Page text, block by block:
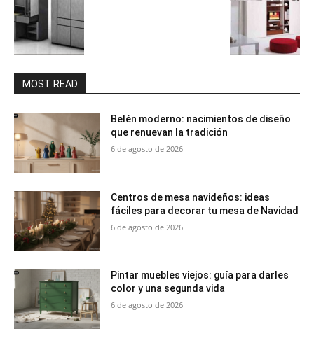
MOST READ
Belén moderno: nacimientos de diseño
que renuevan la tradición
6 de agosto de 2026
Centros de mesa navideños: ideas
fáciles para decorar tu mesa de Navidad
6 de agosto de 2026
Pintar muebles viejos: guía para darles
color y una segunda vida
6 de agosto de 2026